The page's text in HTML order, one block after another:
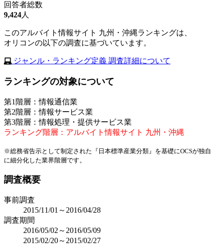
回答者総数
9,424人
このアルバイト情報サイト 九州・沖縄ランキングは、
オリコンの以下の調査に基づいています。
ジャンル・ランキング定義 調査詳細について
ランキングの対象について
第1階層：情報通信業
第2階層：情報サービス業
第3階層：情報処理・提供サービス業
ランキング階層：アルバイト情報サイト 九州・沖縄
※総務省告示として制定された『日本標準産業分類』を基礎にOCSが独自
に細分化した業界階層です。
調査概要
事前調査
2015/11/01～2016/04/28
調査期間
2016/05/02～2016/05/09
2015/02/20～2015/02/27